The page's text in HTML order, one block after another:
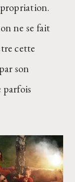
ne se fait
cette
son
parfois